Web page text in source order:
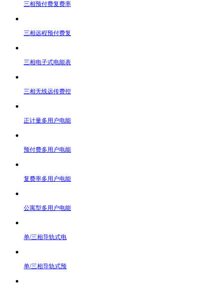
三相预付费复费率
三相远程预付费复
三相电子式电能表
三相无线远传费控
正计量多用户电能
预付费多用户电能
复费率多用户电能
公寓型多用户电能
单/三相导轨式电
单/三相导轨式预